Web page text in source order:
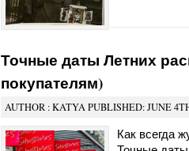
Точные даты Летних
покупателям)
AUTHOR : KATYA PUBLISHED: JUNE
Как всегда